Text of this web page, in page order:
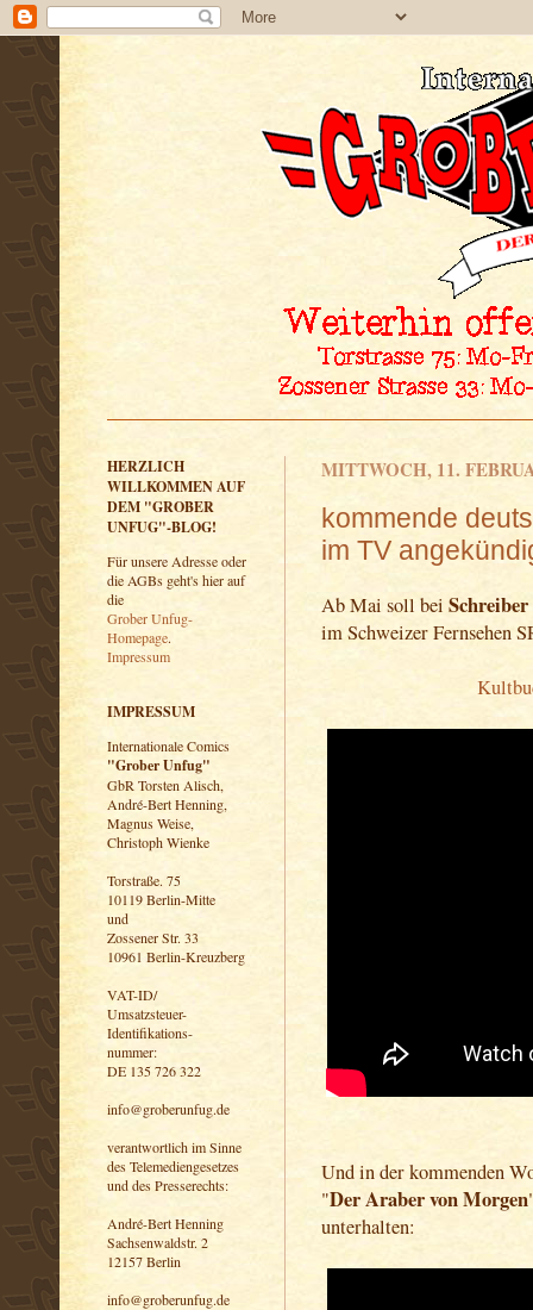
MITTWOCH, 11.
kommende
im TV
Ab Mai soll bei
im Schweizer Fernsehen
Und in der kommenden
"Der Araber von Morgen
unterhalten:
HERZLICH
WILLKOMMEN AUF
DEM "GROBER
UNFUG"-BLOG!
Für unsere Adresse oder
die AGBs geht's hier auf
die
Grober Unfug-
Homepage.
Impressum
IMPRESSUM
Internationale Comics
"Grober Unfug"
GbR Torsten Alisch,
André-Bert Henning,
Magnus Weise,
Christoph Wienke
Torstraße. 75
10119 Berlin-Mitte
und
Zossener Str. 33
10961 Berlin-Kreuzberg
VAT-ID/
Umsatzsteuer-
Identifikations-
nummer:
DE 135 726 322
info@groberunfug.de
verantwortlich im Sinne
des Telemediengesetzes
und des Presserechts:
André-Bert Henning
Sachsenwaldstr. 2
12157 Berlin
info@groberunfug.de